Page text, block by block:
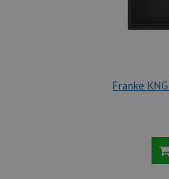
Franke